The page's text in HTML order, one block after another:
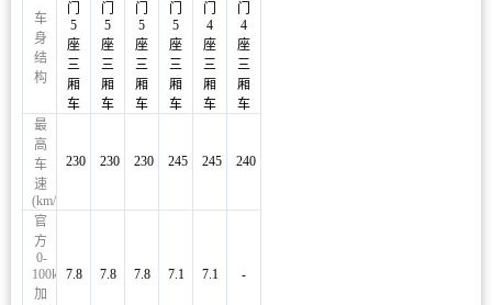
车
身
结
构
门
5
座
三
厢
车
门
5
座
三
厢
车
门
5
座
三
厢
车
门
5
座
三
厢
车
门
4
座
三
厢
车
门
4
座
三
厢
车
最
高
车
速
(km/h)
230 230 230 245 245 240
官
方
0-
100km/h
加
7.8 7.8 7.8 7.1 7.1 -